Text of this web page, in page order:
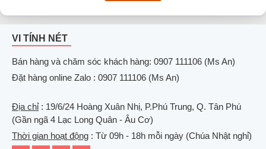
VI TÍNH NÉT
Bán hàng và chăm sóc khách hàng: 0907 111106 (Ms An)
Đặt hàng online Zalo : 0907 111106 (Ms An)
Địa chỉ: 19/6/24 Hoàng Xuân Nhị, P.Phú Trung, Q. Tân Phú
(Gần ngã 4 Lạc Long Quân - Âu Cơ)
Thời gian hoạt động : Từ 09h - 18h mỗi ngày (Chúa Nhật nghỉ)